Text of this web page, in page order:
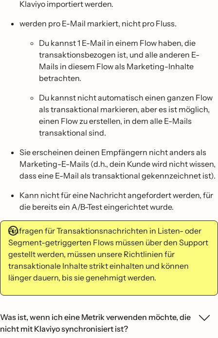
Klaviyo importiert werden.
werden pro E-Mail markiert, nicht pro Fluss.
Du kannst 1 E-Mail in einem Flow haben, die
transaktionsbezogen ist, und alle anderen E-
Mails in diesem Flow als Marketing-Inhalte
betrachten.
Du kannst nicht automatisch einen ganzen Flow
als transaktional markieren, aber es ist möglich,
einen Flow zu erstellen, in dem alle E-Mails
transaktional sind.
Sie erscheinen deinen Empfängern nicht anders als
Marketing-E-Mails (d.h., dein Kunde wird nicht wissen,
dass eine E-Mail als transaktional gekennzeichnet ist).
Kann nicht für eine Nachricht angefordert werden, für
die bereits ein A/B-Test eingerichtet wurde.
Anfragen für Transaktionsnachrichten in Listen- oder
Segment-getriggerten Flows müssen über den Support
gestellt werden, müssen unsere Richtlinien für
transaktionale Inhalte strikt einhalten und können
länger dauern, bis sie genehmigt werden.
Was ist, wenn ich eine Metrik verwenden möchte, die
nicht mit Klaviyo synchronisiert ist?